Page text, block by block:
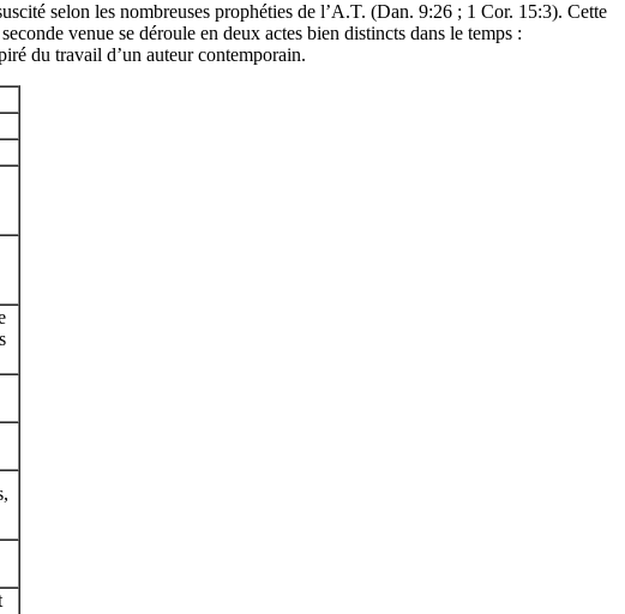
selon les nombreuses prophéties de l’A.T. (Dan. 9:26 ; 1 Cor. 15:3). Cette
venue se déroule en deux actes bien distincts dans le temps :
du travail d’un auteur contemporain.